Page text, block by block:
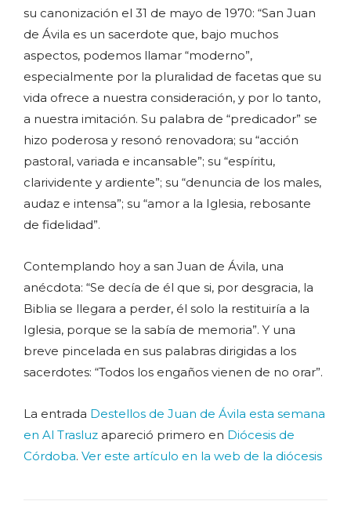
su canonización el 31 de mayo de 1970: “San Juan
de Ávila es un sacerdote que, bajo muchos
aspectos, podemos llamar “moderno”,
especialmente por la pluralidad de facetas que su
vida ofrece a nuestra consideración, y por lo tanto,
a nuestra imitación. Su palabra de “predicador” se
hizo poderosa y resonó renovadora; su “acción
pastoral, variada e incansable”; su “espíritu,
clarividente y ardiente”; su “denuncia de los males,
audaz e intensa”; su “amor a la Iglesia, rebosante
de fidelidad”.
Contemplando hoy a san Juan de Ávila, una
anécdota: “Se decía de él que si, por desgracia, la
Biblia se llegara a perder, él solo la restituiría a la
Iglesia, porque se la sabía de memoria”. Y una
breve pincelada en sus palabras dirigidas a los
sacerdotes: “Todos los engaños vienen de no orar”.
La entrada Destellos de Juan de Ávila esta semana
en Al Trasluz apareció primero en Diócesis de
Córdoba. Ver este artículo en la web de la diócesis